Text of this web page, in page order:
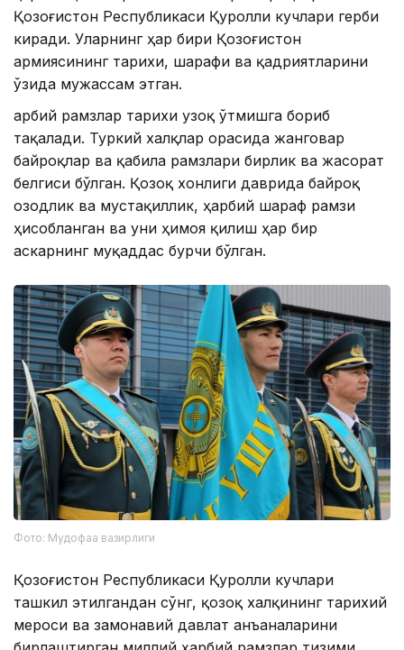
Қозоғистон Республикаси Қуролли кучлари герби
киради. Уларнинг ҳар бири Қозоғистон
армиясининг тарихи, шарафи ва қадриятларини
ўзида мужассам этган.
Ҳарбий рамзлар тарихи узоқ ўтмишга бориб
тақалади. Туркий халқлар орасида жанговар
байроқлар ва қабила рамзлари бирлик ва жасорат
белгиси бўлган. Қозоқ хонлиги даврида байроқ
озодлик ва мустақиллик, ҳарбий шараф рамзи
ҳисобланган ва уни ҳимоя қилиш ҳар бир
аскарнинг муқаддас бурчи бўлган.
Фото: Мудофаа вазирлиги
Қозоғистон Республикаси Қуролли кучлари
ташкил этилгандан сўнг, қозоқ халқининг тарихий
мероси ва замонавий давлат анъаналарини